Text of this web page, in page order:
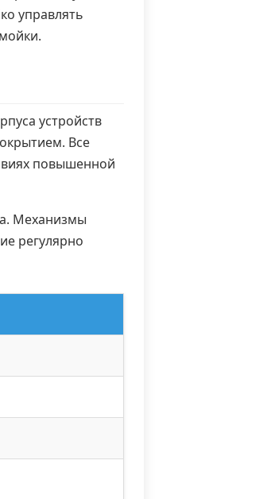
управлять
устройств
Все
повышенной
Механизмы
регулярно